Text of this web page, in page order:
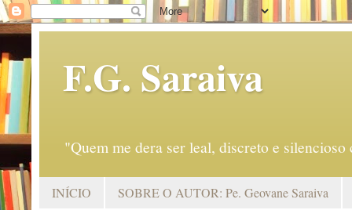
F.G. Saraiva
"Quem me dera ser leal, discreto e
INÍCIO SOBRE O AUTOR: Pe. Geovane Saraiva